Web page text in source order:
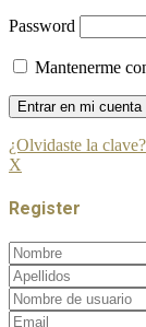
Password
Mantenerme
¿Olvidaste la clave?
X
Register